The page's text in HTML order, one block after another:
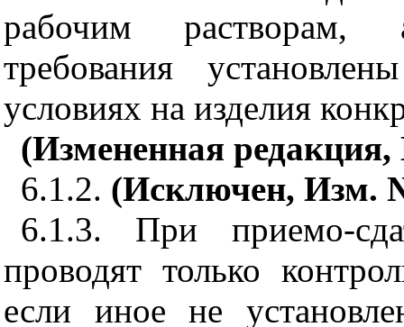
рабочим растворам,
требования
условиях на изделия
(Измененная
6.1.2. (Исключен, Изм.
6.1.3. При приемо-
проводят только
если иное не